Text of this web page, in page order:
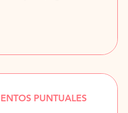
PUNTUALES